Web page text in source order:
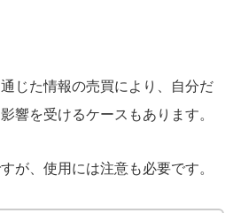
じた情報の売買により、自分だ
響を受けるケースもあります。
が、使用には注意も必要です。